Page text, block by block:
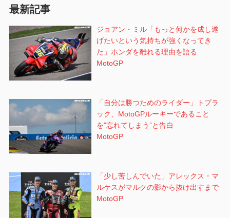
ン
最新記事
ジョアン・ミル「もっと何かを成し遂
げたいという気持ちが強くなってき
た」ホンダを離れる理由を語る
MotoGP
「自分は勝つためのライダー」トプラ
ック、MotoGPルーキーであること
を”忘れてしまう”と告白
MotoGP
「少し苦しんでいた」アレックス・マ
ルケスがマルクの影から抜け出すまで
MotoGP